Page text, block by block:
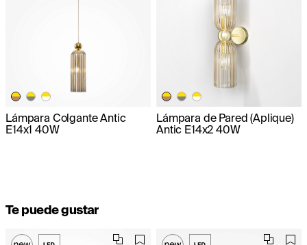
Lámpara Colgante Antic
E14x1 40W
Lámpara de Pared (Aplique)
Antic E14x2 40W
Te puede gustar